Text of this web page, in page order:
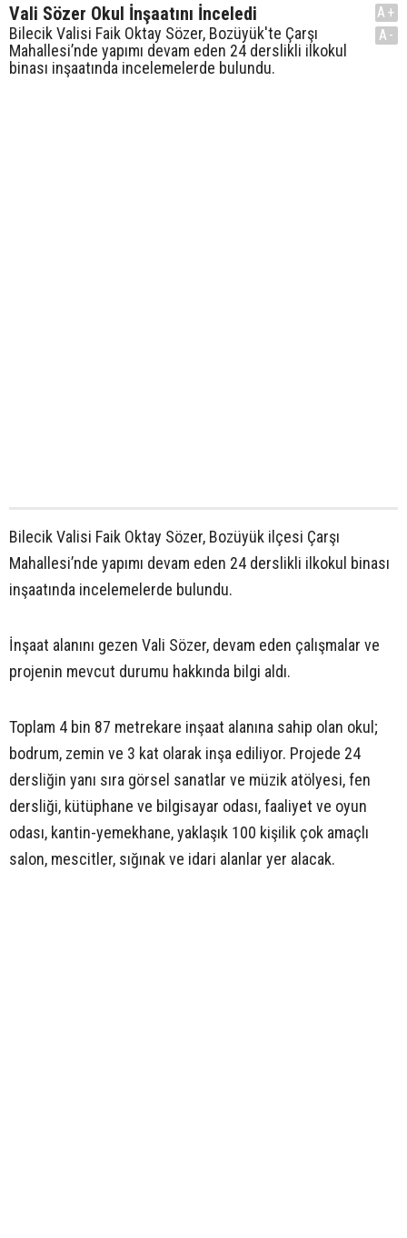
Vali Sözer Okul İnşaatını İnceledi
Bilecik Valisi Faik Oktay Sözer, Bozüyük'te Çarşı
Mahallesi’nde yapımı devam eden 24 derslikli ilkokul
binası inşaatında incelemelerde bulundu.
A+
A-
Bilecik Valisi Faik Oktay Sözer, Bozüyük ilçesi Çarşı
Mahallesi’nde yapımı devam eden 24 derslikli ilkokul binası
inşaatında incelemelerde bulundu.
İnşaat alanını gezen Vali Sözer, devam eden çalışmalar ve
projenin mevcut durumu hakkında bilgi aldı.
Toplam 4 bin 87 metrekare inşaat alanına sahip olan okul;
bodrum, zemin ve 3 kat olarak inşa ediliyor. Projede 24
dersliğin yanı sıra görsel sanatlar ve müzik atölyesi, fen
dersliği, kütüphane ve bilgisayar odası, faaliyet ve oyun
odası, kantin-yemekhane, yaklaşık 100 kişilik çok amaçlı
salon, mescitler, sığınak ve idari alanlar yer alacak.